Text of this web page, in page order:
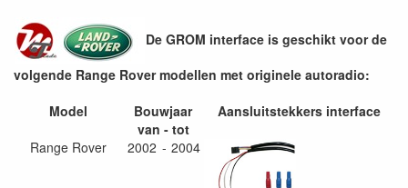
De GROM interface is geschikt voor de
volgende Range Rover modellen met originele autoradio:
Model
Bouwjaar
van - tot
Aansluitstekkers interface
Range Rover
2002 - 2004